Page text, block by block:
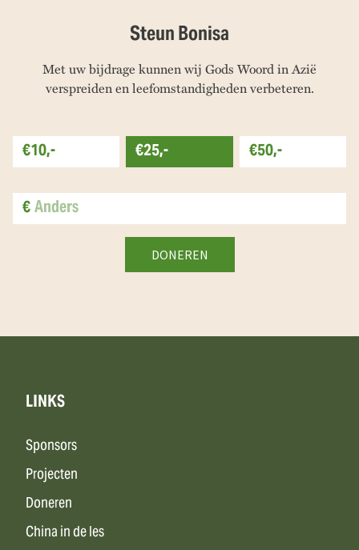
Steun Bonisa
Met uw bijdrage kunnen wij Gods Woord in Azië
verspreiden en leefomstandigheden verbeteren.
€10,- €25,-
€50,-
€
LINKS
Sponsors
Projecten
Doneren
China in de les